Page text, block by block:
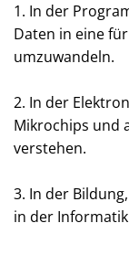
1. In der
Daten in eine
umzuwandeln.
2. In der
Mikrochips und
verstehen.
3. In der
in der